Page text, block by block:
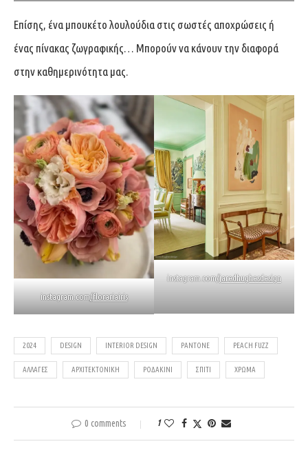
Επίσης, ένα μπουκέτο λουλούδια στις σωστές αποχρώσεις ή
ένας πίνακας ζωγραφικής… Mπορούν να κάνουν την διαφορά
στην καθημερινότητα μας.
instagram.com/florariairis
instagram.com/jaredhughesdesign
2024 DESIGN INTERIOR DESIGN PANTONE PEACH FUZZ
ΑΛΛΑΓΈΣ ΑΡΧΙΤΕΚΤΟΝΙΚΉ ΡΟΔΑΚΙΝΊ ΣΠΊΤΙ ΧΡΏΜΑ
0 comments 1